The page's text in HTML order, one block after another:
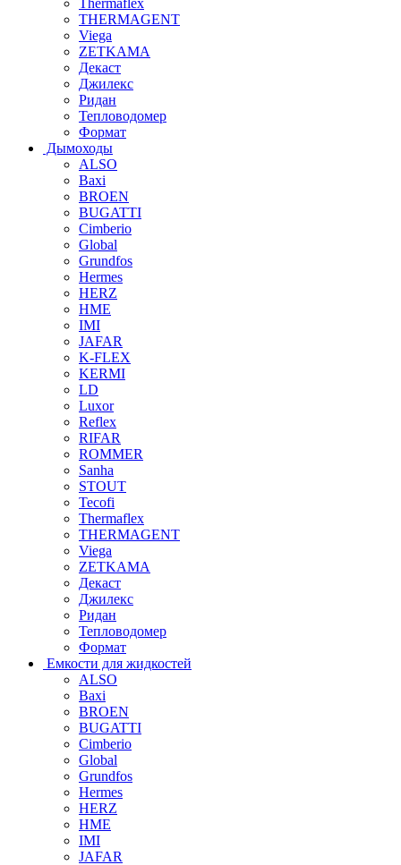
THERMAGENT
Viega
ZETKAMA
Декаст
Джилекс
Ридан
Тепловодомер
Формат
Дымоходы
ALSO
Baxi
BROEN
BUGATTI
Cimberio
Global
Grundfos
Hermes
HERZ
HME
IMI
JAFAR
K-FLEX
KERMI
LD
Luxor
Reflex
RIFAR
ROMMER
Sanha
STOUT
Tecofi
Thermaflex
THERMAGENT
Viega
ZETKAMA
Декаст
Джилекс
Ридан
Тепловодомер
Формат
Емкости для жидкостей
ALSO
Baxi
BROEN
BUGATTI
Cimberio
Global
Grundfos
Hermes
HERZ
HME
IMI
JAFAR